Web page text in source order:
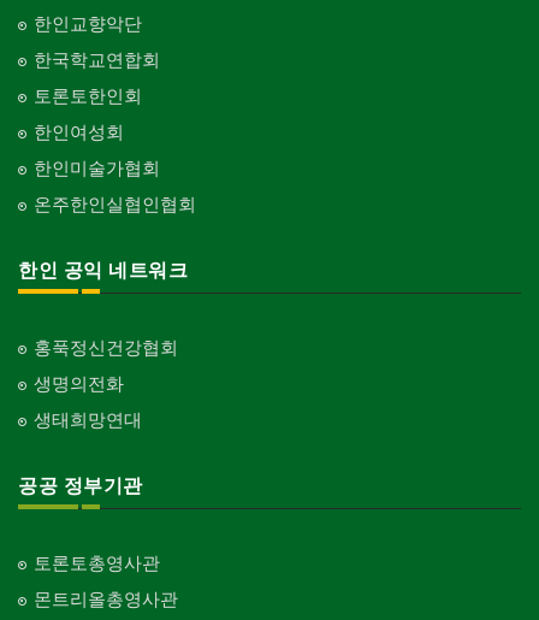
한인교향악단
한국학교연합회
토론토한인회
한인여성회
한인미술가협회
온주한인실협인협회
한인 공익 네트워크
홍푹정신건강협회
생명의전화
생태희망연대
공공 정부기관
토론토총영사관
몬트리올총영사관